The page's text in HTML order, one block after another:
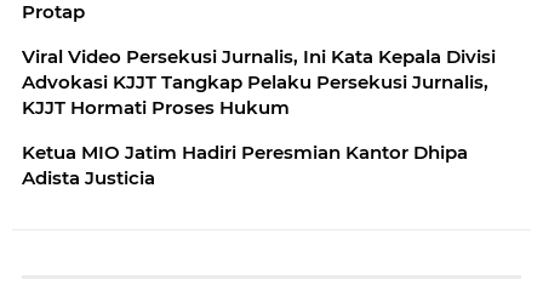
Protap
Viral Video Persekusi Jurnalis, Ini Kata Kepala Divisi
Advokasi KJJT Tangkap Pelaku Persekusi Jurnalis,
KJJT Hormati Proses Hukum
Ketua MIO Jatim Hadiri Peresmian Kantor Dhipa
Adista Justicia